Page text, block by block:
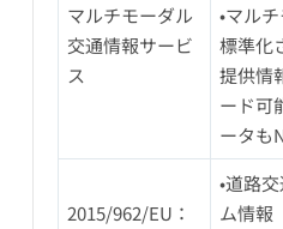
マルチモーダル
交通情報サービ
ス
•マル
標準化
提供情
ード可
ータも
2015/962/EU：
•道路
ム情報